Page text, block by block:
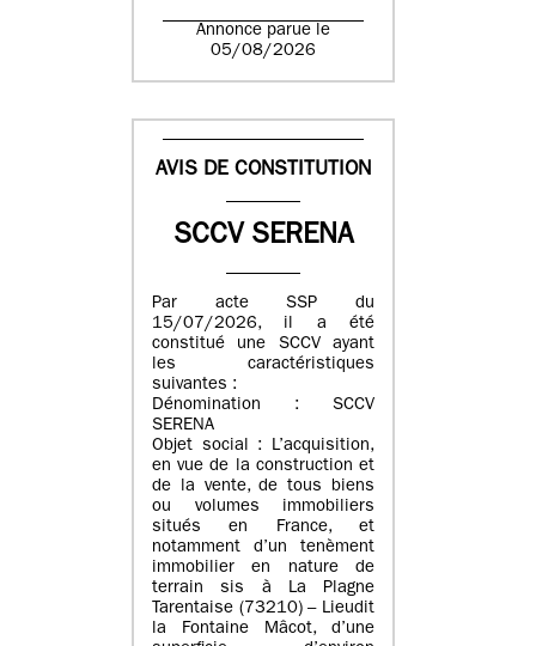
Annonce parue le
05/08/2026
AVIS DE CONSTITUTION
SCCV SERENA
Par acte SSP du
15/07/2026, il a été
constitué une SCCV ayant
les caractéristiques
suivantes :
Dénomination : SCCV
SERENA
Objet social : L’acquisition,
en vue de la construction et
de la vente, de tous biens
ou volumes immobiliers
situés en France, et
notamment d’un tenèment
immobilier en nature de
terrain sis à La Plagne
Tarentaise (73210) – Lieudit
la Fontaine Mâcot, d’une